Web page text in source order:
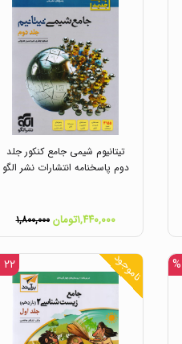
تیتانیوم شیمی جامع کنکور جلد
دوم پاسخنامه انتشارات نشر الگو
۱,۴۴۰,۰۰۰تومان ۱,۸۰۰,۰۰۰
ناموجود ۲۲ %